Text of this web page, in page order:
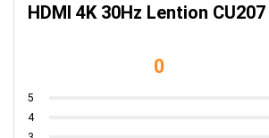
HDMI 4K 30Hz Lention CU207
0
5
4